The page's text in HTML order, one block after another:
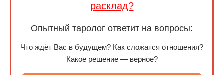
расклад?
Опытный таролог ответит на вопросы:
Что ждёт Вас в будущем? Как сложатся отношения?
Какое решение — верное?